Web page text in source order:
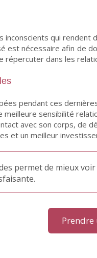
qui
est nécessaire afin de
répercuter dans les
pendant ces
sensibilité
avec son corps, de
et un meilleur
permet de mieux
Prendre